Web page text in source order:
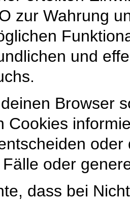
zur Wahrung
und
Browser
Cookies
oder
dass bei